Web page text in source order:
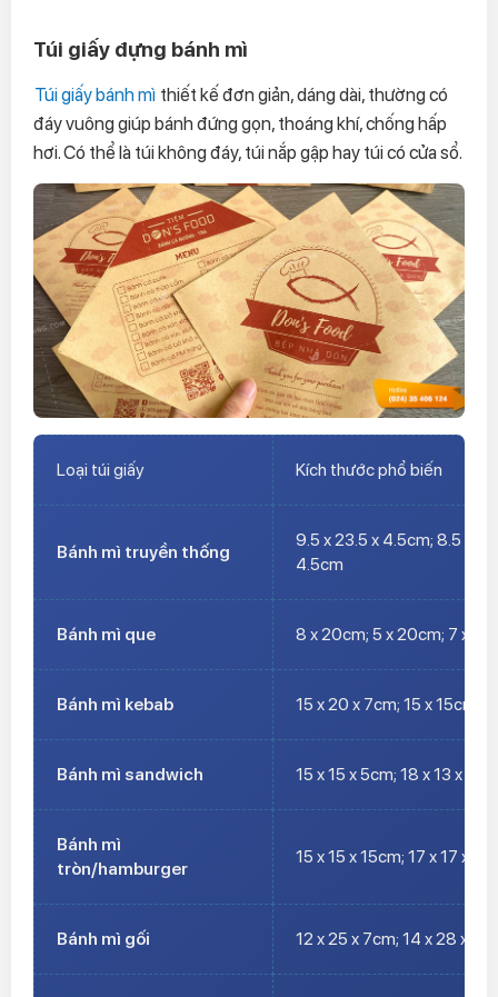
Túi giấy đựng bánh mì
Túi giấy bánh mì thiết kế đơn giản, dáng dài, thường có
đáy vuông giúp bánh đứng gọn, thoáng khí, chống hấp
hơi. Có thể là túi không đáy, túi nắp gập hay túi có cửa sổ.
Loại túi giấy Kích thước phổ biến
Bánh mì truyền thống
9.5 x 23.5 x 4.5cm; 8.5 x
4.5cm
Bánh mì que 8 x 20cm; 5 x 20cm; 7 x
Bánh mì kebab 15 x 20 x 7cm; 15 x 15cm;
Bánh mì sandwich 15 x 15 x 5cm; 18 x 13 x 7cm
Bánh mì
tròn/hamburger
15 x 15 x 15cm; 17 x 17 x
Bánh mì gối 12 x 25 x 7cm; 14 x 28 x